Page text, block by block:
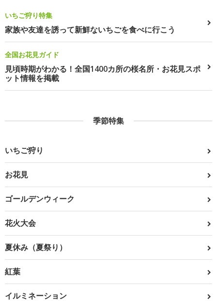
いちご狩り特集
家族や友達を誘って新鮮ないちごを食べに行こう
全国お花見ガイド
見頃時期がわかる！全国1400カ所の桜名所・お花見スポ
ット情報を掲載
季節特集
いちご狩り
お花見
ゴールデンウィーク
花火大会
夏休み（夏祭り）
紅葉
イルミネーション